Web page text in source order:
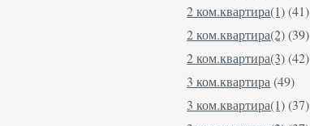
2 ком.квартира(1)(41)
2 ком.квартира(2)(39)
2 ком.квартира(3)(42)
3 ком.квартира (49)
3 ком.квартира(1)(37)